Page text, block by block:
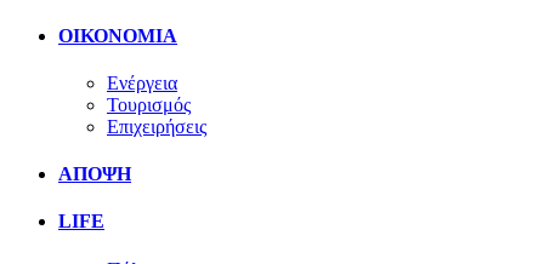
ΟΙΚΟΝΟΜΙΑ
Ενέργεια
Τουρισμός
Επιχειρήσεις
ΑΠΟΨΗ
LIFE